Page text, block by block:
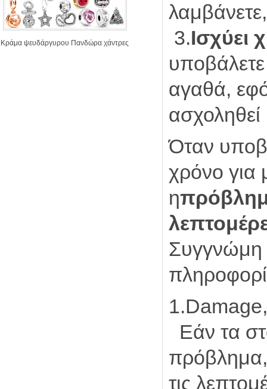
Κράμα ψευδάργυρου Πανδώρα χάντρες
3.Ισχύει
αγαθά,
Όταν
χρόνο για
η
Συγγνώμη
Εάν τα
πρόβλημα,
τις